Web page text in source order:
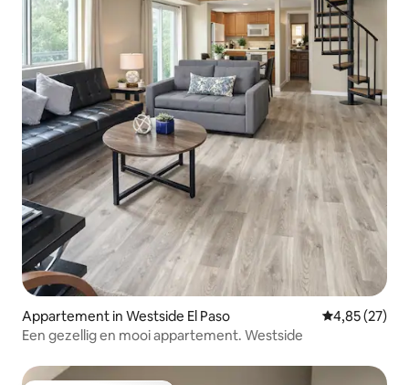
Appartement in Westside El Paso Gemiddelde
4,85 (27)
Een gezellig en mooi appartement. Westside